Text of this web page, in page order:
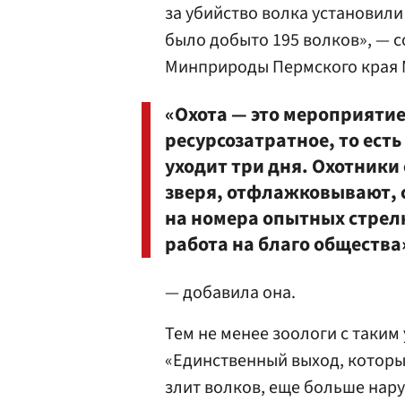
за убийство волка
было добыто 195 волков», —
Минприроды Пермского края
«Охота — это
ресурсозатратное, то
уходит три дня.
зверя, отфлажковывают,
на номера опытных
работа на благо
— добавила она.
Тем не менее зоологи с
«Единственный выход,
злит волков, еще больше